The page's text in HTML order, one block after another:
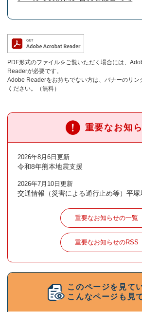
PDF形式のファイルをご覧いただく場合には、
Readerが必要です。
Adobe Readerをお持ちでない方は、バナーのリン
ください。（無料）
重要なお知
2026年8月6日更新
令和8年熊本地震支援
2026年7月10日更新
交通情報（災害による通行止め等）平塚
重要なお知らせの一覧
重要なお知らせのRSS
このページを見て
こんなページも見